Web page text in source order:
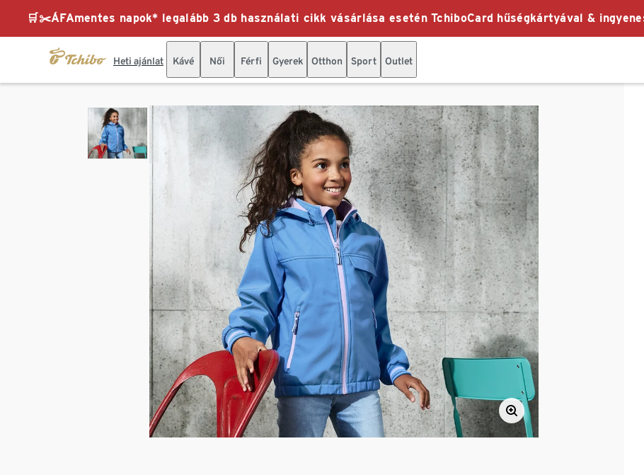
🛒✂️ÁFAmentes napok* legalább 3 db használati cikk vásárlása esetén TchiboCard hűségkártyával &
Heti ajánlat Kávé Női Férfi Gyerek Otthon Sport Outlet